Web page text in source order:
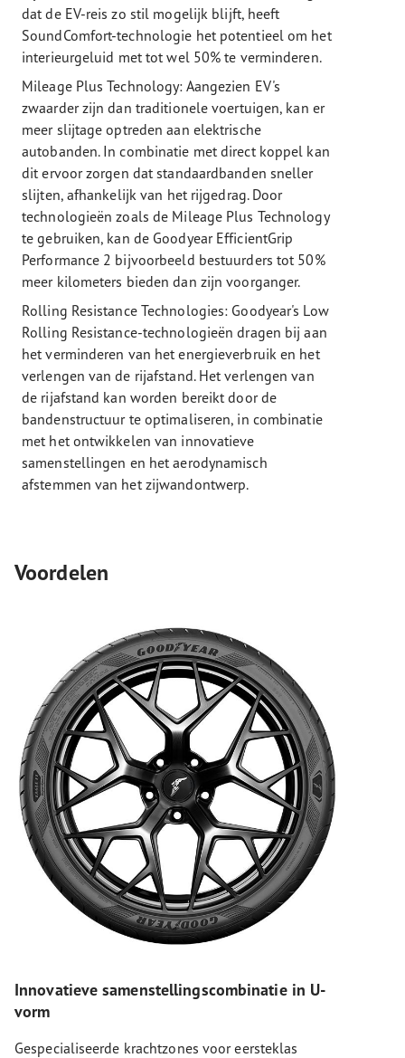
dat de EV-reis zo stil mogelijk blijft, heeft
SoundComfort-technologie het potentieel om het
interieurgeluid met tot wel 50% te verminderen.
Mileage Plus Technology: Aangezien EV's
zwaarder zijn dan traditionele voertuigen, kan er
meer slijtage optreden aan elektrische
autobanden. In combinatie met direct koppel kan
dit ervoor zorgen dat standaardbanden sneller
slijten, afhankelijk van het rijgedrag. Door
technologieën zoals de Mileage Plus Technology
te gebruiken, kan de Goodyear EfficientGrip
Performance 2 bijvoorbeeld bestuurders tot 50%
meer kilometers bieden dan zijn voorganger.
Rolling Resistance Technologies: Goodyear's Low
Rolling Resistance-technologieën dragen bij aan
het verminderen van het energieverbruik en het
verlengen van de rijafstand. Het verlengen van
de rijafstand kan worden bereikt door de
bandenstructuur te optimaliseren, in combinatie
met het ontwikkelen van innovatieve
samenstellingen en het aerodynamisch
afstemmen van het zijwandontwerp.
Voordelen
Innovatieve samenstellingscombinatie in U-
vorm
Gespecialiseerde krachtzones voor eersteklas